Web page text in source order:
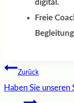
digital.
Freie
Begleitung
Zurück
Haben Sie